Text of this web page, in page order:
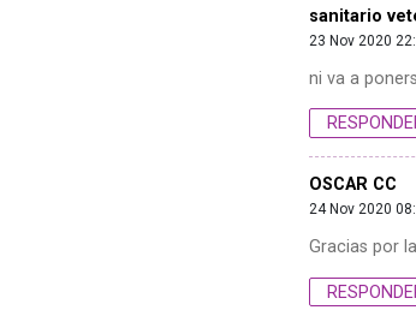
sanitario
23 Nov 2020
ni va a
OSCAR CC
24 Nov 2020
Gracias por